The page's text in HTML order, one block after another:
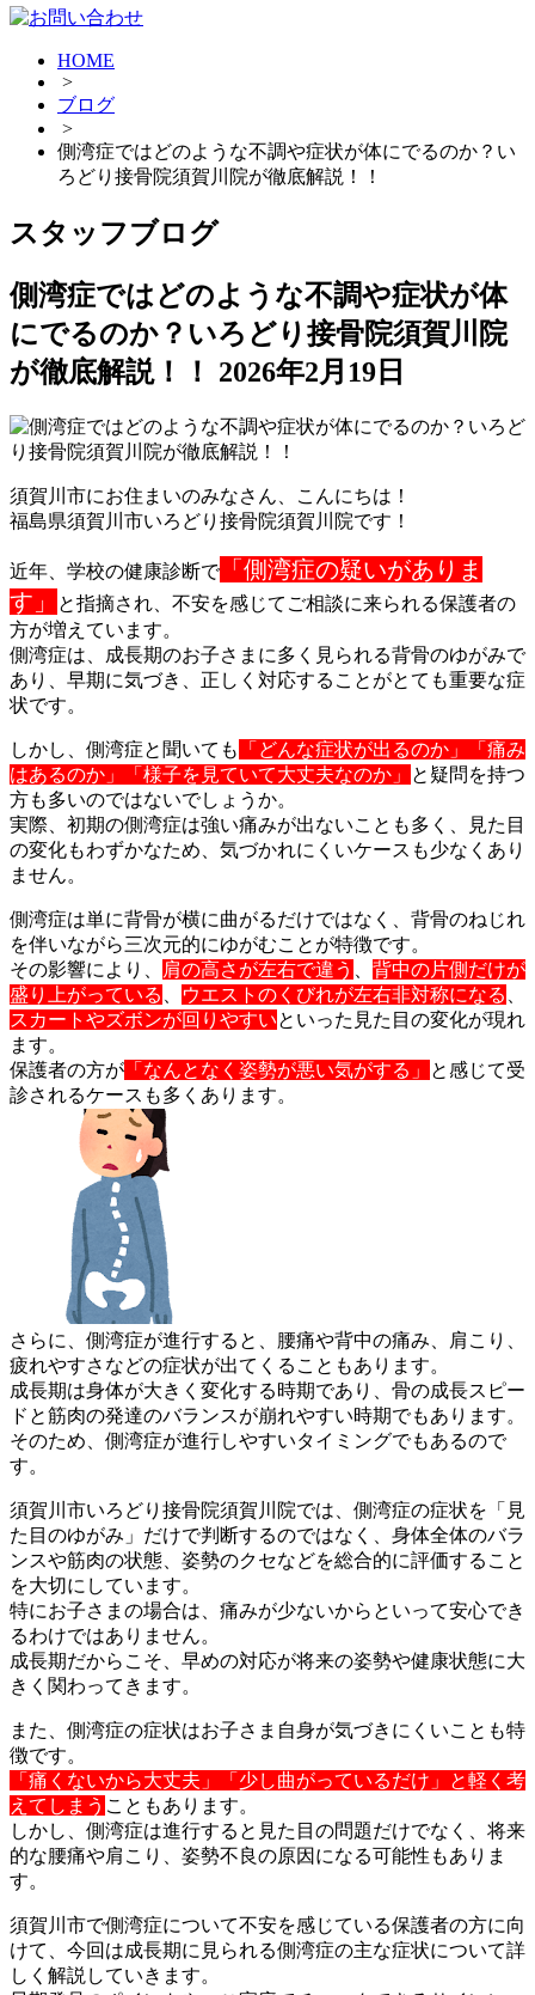
HOME
>
ブログ
>
側湾症ではどのような不調や症状が体にでるのか？い
ろどり接骨院須賀川院が徹底解説！！
スタッフブログ
側湾症ではどのような不調や症状が体
にでるのか？いろどり接骨院須賀川院
が徹底解説！！
2026年2月19日
須賀川市にお住まいのみなさん、こんにちは！
福島県須賀川市いろどり接骨院須賀川院です！
近年、学校の健康診断で
「側湾症の疑いがありま
す」
と指摘され、 不安を感じてご相談に来られる保護者の
方が増えています。
側湾症は、成長期のお子さまに多く見られる背骨のゆがみで
あり、 早期に気づき、正しく対応することがとても重要な症
状です。
しかし、側湾症と聞いても
「どんな症状が出るのか」「痛み
はあるのか」「様子を見ていて大丈夫なのか」
と疑問を持つ
方も多いのではないでしょうか。
実際、初期の側湾症は強い痛みが出ないことも多く、見た目
の変化もわずかなため、気づかれにくいケースも少なくあり
ません。
側湾症は単に背骨が横に曲がるだけではなく、背骨のねじれ
を伴いながら三次元的にゆがむことが特徴です。
その影響により、
肩の高さが左右で違う
背中の片側だけが
盛り上がっている ウエストのくびれが左右非対称になる
スカートやズボンが回りやすいといった見た目の変化が現れ
ます。
保護者の方が 「なんとなく姿勢が悪い気がする」
と感じて受
診されるケースも多くあります。
さらに、側湾症が進行すると、腰痛や背中の痛み、肩こり、
疲れやすさなどの症状が出てくることもあります。
成長期は身体が大きく変化する時期であり、骨の成長スピー
ドと筋肉の発達のバランスが崩れやすい時期でもあります。
そのため、側湾症が進行しやすいタイミングでもあるので
す。
須賀川市いろどり接骨院須賀川院では、側湾症の症状を「見
た目のゆがみ」だけで判断するのではなく、身体全体のバラ
ンスや筋肉の状態、姿勢のクセなどを総合的に評価すること
を大切にしています。
特にお子さまの場合は、痛みが少ないからといって安心でき
るわけではありません。
成長期だからこそ、早めの対応が将来の姿勢や健康状態に大
きく関わってきます。
また、側湾症の症状はお子さま自身が気づきにくいことも特
徴です。
「痛くないから大丈夫」「少し曲がっているだけ」と軽く考
えてし まう こともあります。
しかし、側湾症は進行すると見た目の問題だけでなく、将来
的な腰痛や肩こり、姿勢不良の原因になる可能性もありま
す。
須賀川市で側湾症について不安を感じている保護者の方に向
けて、 今回は成長期に見られる側湾症の主な症状について詳
しく解説していきます。